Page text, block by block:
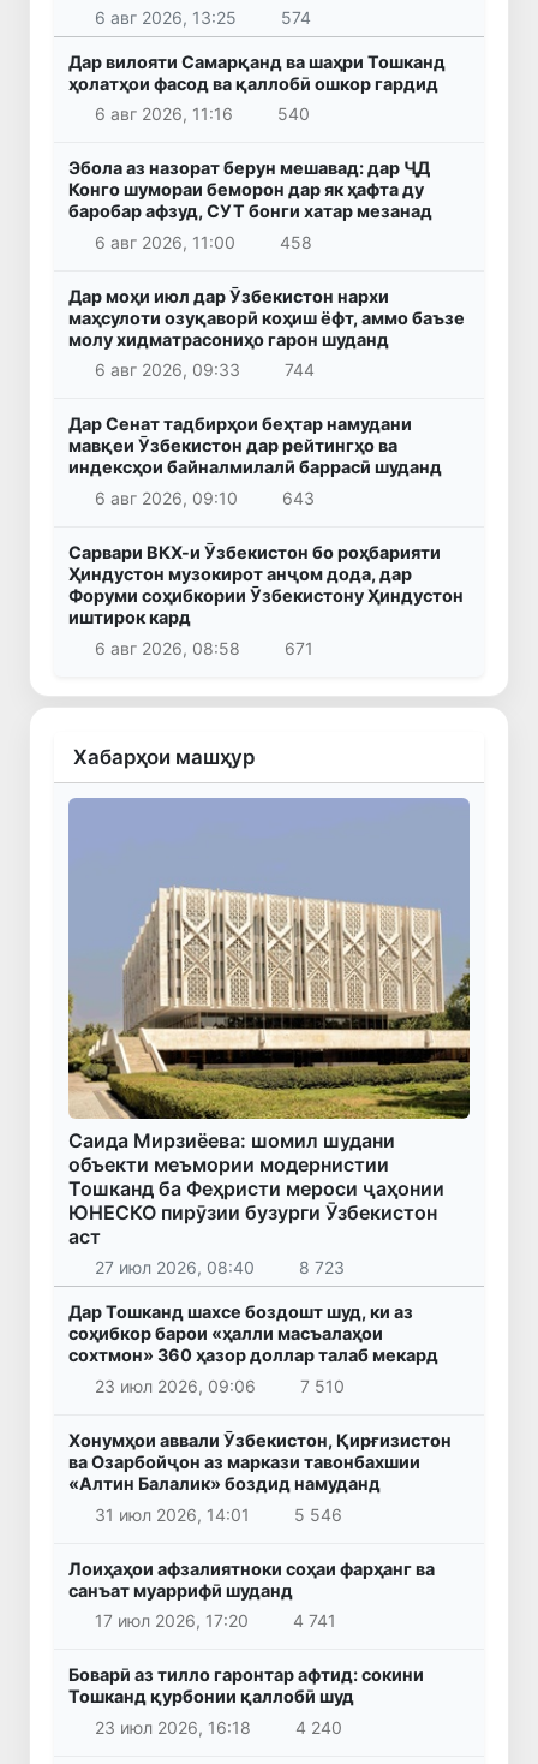
6 авг 2026, 13:25 574
Дар вилояти Самарқанд ва шаҳри Тошканд
ҳолатҳои фасод ва қаллобӣ ошкор гардид
6 авг 2026, 11:16
540
Эбола аз назорат берун мешавад: дар ҶД
Конго шумораи беморон дар як ҳафта ду
баробар афзуд, СУТ бонги хатар мезанад
6 авг 2026, 11:00
458
Дар моҳи июл дар Ӯзбекистон нархи
маҳсулоти озуқаворӣ коҳиш ёфт, аммо баъзе
молу хидматрасониҳо гарон шуданд
6 авг 2026, 09:33
744
Дар Сенат тадбирҳои беҳтар намудани
мавқеи Ӯзбекистон дар рейтингҳо ва
индексҳои байналмилалӣ баррасӣ шуданд
6 авг 2026, 09:10
643
Сарвари ВКХ-и Ӯзбекистон бо роҳбарияти
Ҳиндустон музокирот анҷом дода, дар
Форуми соҳибкории Ӯзбекистону Ҳиндустон
иштирок кард
6 авг 2026, 08:58
671
Хабарҳои машҳур
Саида Мирзиёева: шомил шудани
объекти меъмории модернистии
Тошканд ба Феҳристи мероси ҷаҳонии
ЮНЕСКО пирӯзии бузурги Ӯзбекистон
аст
27 июл 2026, 08:40 8 723
Дар Тошканд шахсе боздошт шуд, ки аз
соҳибкор барои «ҳалли масъалаҳои
сохтмон» 360 ҳазор доллар талаб мекард
23 июл 2026, 09:06
7 510
Хонумҳои аввали Ӯзбекистон, Қирғизистон
ва Озарбойҷон аз маркази тавонбахшии
«Алтин Балалик» боздид намуданд
31 июл 2026, 14:01
5 546
Лоиҳаҳои афзалиятноки соҳаи фарҳанг ва
санъат муаррифӣ шуданд
17 июл 2026, 17:20
4 741
Боварӣ аз тилло гаронтар афтид: сокини
Тошканд қурбонии қаллобӣ шуд
23 июл 2026, 16:18
4 240